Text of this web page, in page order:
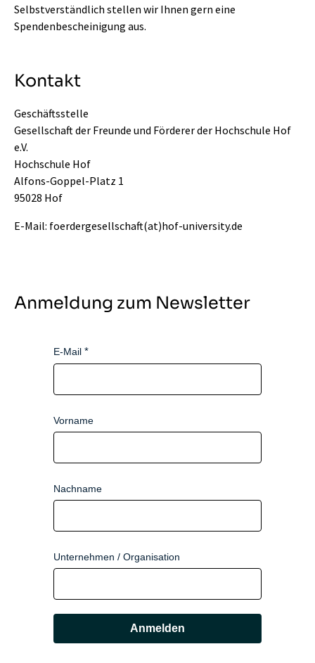
Selbstverständlich stellen wir Ihnen gern eine
Spendenbescheinigung aus.
Kontakt
Geschäftsstelle
Gesellschaft der Freunde und Förderer der Hochschule Hof
e.V.
Hochschule Hof
Alfons-Goppel-Platz 1
95028 Hof
E-Mail: foerdergesellschaft(at)hof-university.de
Anmeldung zum Newsletter
E-Mail
Vorname
Nachname
Unternehmen / Organisation
Anmelden